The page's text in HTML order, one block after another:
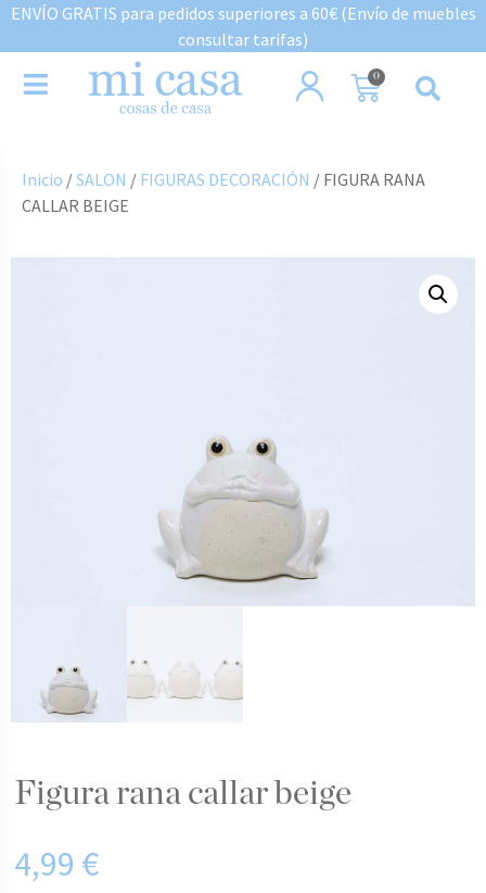
ENVÍO GRATIS para pedidos superiores a 60€ (Envío de muebles
consultar tarifas)
0
Inicio /SALON / FIGURAS DECORACIÓN / FIGURA RANA
CALLAR BEIGE
figura rana callar beige
4,99 €